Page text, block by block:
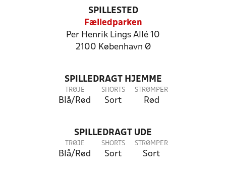
SPILLESTED
Fælledparken
Per Henrik Lings Allé 10
2100 København Ø
SPILLEDRAGT HJEMME
TRØJE
Blå/Rød
SHORTS
Sort
STRØMPER
Rød
SPILLEDRAGT UDE
TRØJE
Blå/Rød
SHORTS
Sort
STRØMPER
Sort